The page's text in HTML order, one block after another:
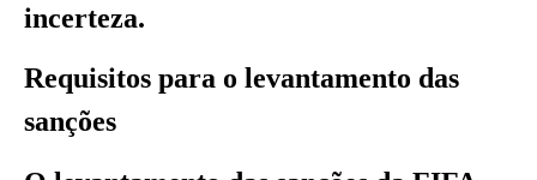
incerteza.
Requisitos para o levantamento das
sanções